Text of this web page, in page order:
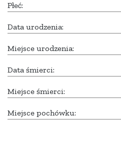
Płeć:
Data urodzenia:
Miejsce urodzenia:
Data śmierci:
Miejsce śmierci:
Miejsce pochówku: